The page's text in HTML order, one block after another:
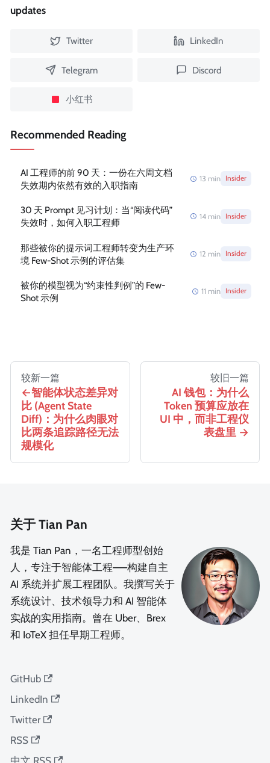
updates
Twitter LinkedIn
Telegram Discord
小红书
Recommended Reading
AI 工程师的前 90 天：一份在六周文档
失效期内依然有效的入职指南
13 min Insider
30 天 Prompt 见习计划：当“阅读代码”
失效时，如何入职工程师
14 min Insider
那些被你的提示词工程师转变为生产环
境 Few-Shot 示例的评估集
12 min Insider
被你的模型视为“约束性判例”的 Few-
Shot 示例
11 min Insider
较新一篇
智能体状态差异对
比 (Agent State
Diff)：为什么肉眼对
比两条追踪路径无法
规模化
较旧一篇
AI 钱包：为什么
Token 预算应放在
UI 中，而非工程仪
表盘里
关于 Tian Pan
我是 Tian Pan，一名工程师型创始
人，专注于智能体工程——构建自主
AI 系统并扩展工程团队。我撰写关于
系统设计、技术领导力和 AI 智能体
实战的实用指南。曾在 Uber、Brex
和 IoTeX 担任早期工程师。
GitHub
LinkedIn
Twitter
RSS
中文 RSS